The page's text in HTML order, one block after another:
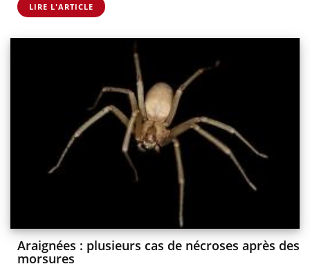
LIRE L'ARTICLE
Araignées : plusieurs cas de nécroses après des
morsures